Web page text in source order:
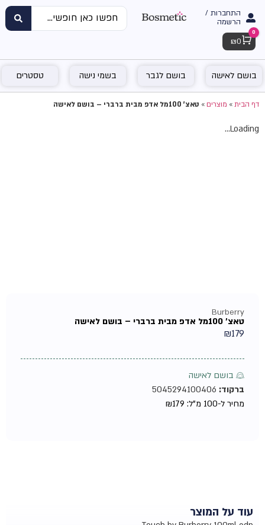
התחברות /
הרשמה
Cart
0
₪ 0
בושם לאישה בושם לגבר בשמי נישה טסטרים
דף הבית»מוצרים»טאצ' 100מל אדפ מבית ברברי – בושם לאישה
Loading...
Burberry
טאצ' 100מל אדפ מבית ברברי – בושם לאישה
₪179
♀ בושם לאישה
ברקוד:5045294100406
מחיר ל-100 מ"ל:
₪179
עוד על המוצר